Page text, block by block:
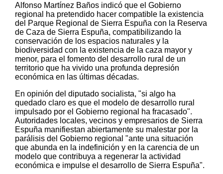
Alfonso Martínez Baños indicó que el Gobierno
regional ha pretendido hacer compatible la existencia
del Parque Regional de Sierra Espuña con la Reserva
de Caza de Sierra Espuña, compatibilizando la
conservación de los espacios naturales y la
biodiversidad con la existencia de la caza mayor y
menor, para el fomento del desarrollo rural de un
territorio que ha vivido una profunda depresión
económica en las últimas décadas.
En opinión del diputado socialista, "si algo ha
quedado claro es que el modelo de desarrollo rural
impulsado por el Gobierno regional ha fracasado".
Autoridades locales, vecinos y empresarios de Sierra
Espuña manifiestan abiertamente su malestar por la
parálisis del Gobierno regional "ante una situación
que abunda en la indefinición y en la carencia de un
modelo que contribuya a regenerar la actividad
económica e impulse el desarrollo de Sierra Espuña".